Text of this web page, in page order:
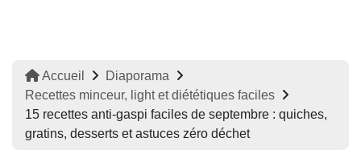
Accueil
Diaporama
Recettes minceur, light et diététiques faciles
15 recettes anti-gaspi faciles de septembre : quiches,
gratins, desserts et astuces zéro déchet